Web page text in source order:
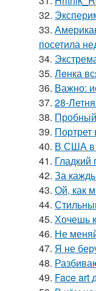
32.
33.
посетила
34.
35. Лeнка
36. Важно:
37. 28-
38. Пробный
39. Портрет
40. В США в
41. Гладкий
42. За
43. Ой, как
44.
45. Хочешь
46. Не
47. Я не
48.
49. Face art